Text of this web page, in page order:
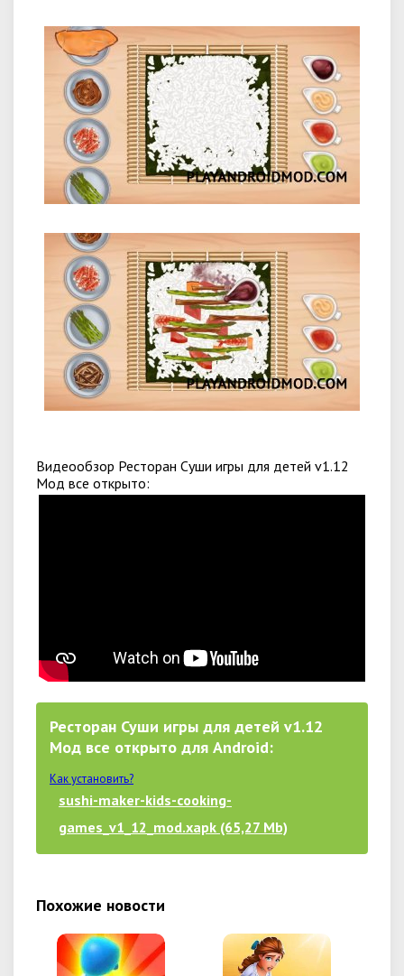
Видеообзор Ресторан Суши игры для детей v1.12
Мод все открыто:
Ресторан Суши игры для детей v1.12
Мод все открыто для Android:
Как установить?
sushi-maker-kids-cooking-
games_v1_12_mod.xapk (65,27 Mb)
Похожие новости